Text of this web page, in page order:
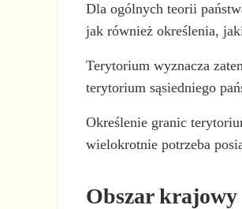
Dla ogólnych teorii
jak również określenia,
Terytorium wyznacza
terytorium sąsiedniego
Określenie granic
wielokrotnie potrzeba
Obszar krajowy